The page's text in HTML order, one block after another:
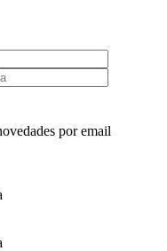
por email